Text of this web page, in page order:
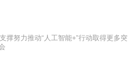
撑努力推动“人工智能+”行动取得更多突